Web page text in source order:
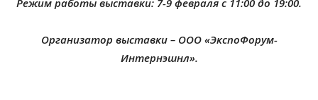
Организатор выставки – ООО «ЭкспоФорум-
Интернэшнл».